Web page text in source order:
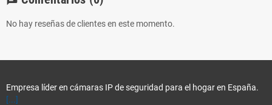
No hay reseñas de clientes en este momento.
Empresa líder en cámaras IP de seguridad para el hogar en España.
[...]